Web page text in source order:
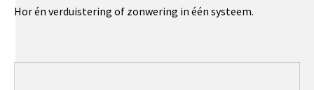
Hor én verduistering of zonwering in één systeem.